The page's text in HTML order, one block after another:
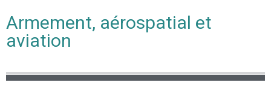
Armement, aérospatial et
aviation